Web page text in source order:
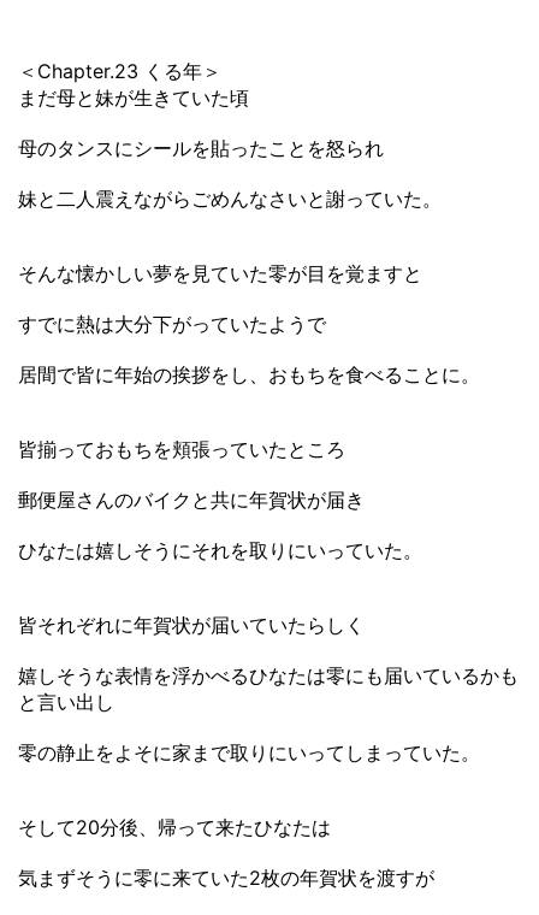
＜Chapter.23 くる年＞
まだ母と妹が生きていた頃
母のタンスにシールを貼ったことを怒られ
妹と二人震えながらごめんなさいと謝っていた。
そんな懐かしい夢を見ていた零が目を覚ますと
すでに熱は大分下がっていたようで
居間で皆に年始の挨拶をし、おもちを食べることに。
皆揃っておもちを頬張っていたところ
郵便屋さんのバイクと共に年賀状が届き
ひなたは嬉しそうにそれを取りにいっていた。
皆それぞれに年賀状が届いていたらしく
嬉しそうな表情を浮かべるひなたは零にも届いているかも
と言い出し
零の静止をよそに家まで取りにいってしまっていた。
そして20分後、帰って来たひなたは
気まずそうに零に来ていた2枚の年賀状を渡すが